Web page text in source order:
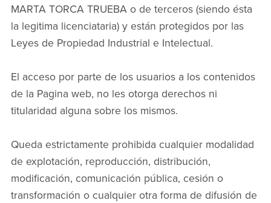
MARTA TORCA TRUEBA o de terceros (siendo ésta
la legitima licenciataria) y están protegidos por las
Leyes de Propiedad Industrial e Intelectual.
El acceso por parte de los usuarios a los contenidos
de la Pagina web, no les otorga derechos ni
titularidad alguna sobre los mismos.
Queda estrictamente prohibida cualquier modalidad
de explotación, reproducción, distribución,
modificación, comunicación pública, cesión o
transformación o cualquier otra forma de difusión de